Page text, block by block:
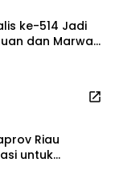
ke-514 Jadi
dan Marwah
Riau
untuk